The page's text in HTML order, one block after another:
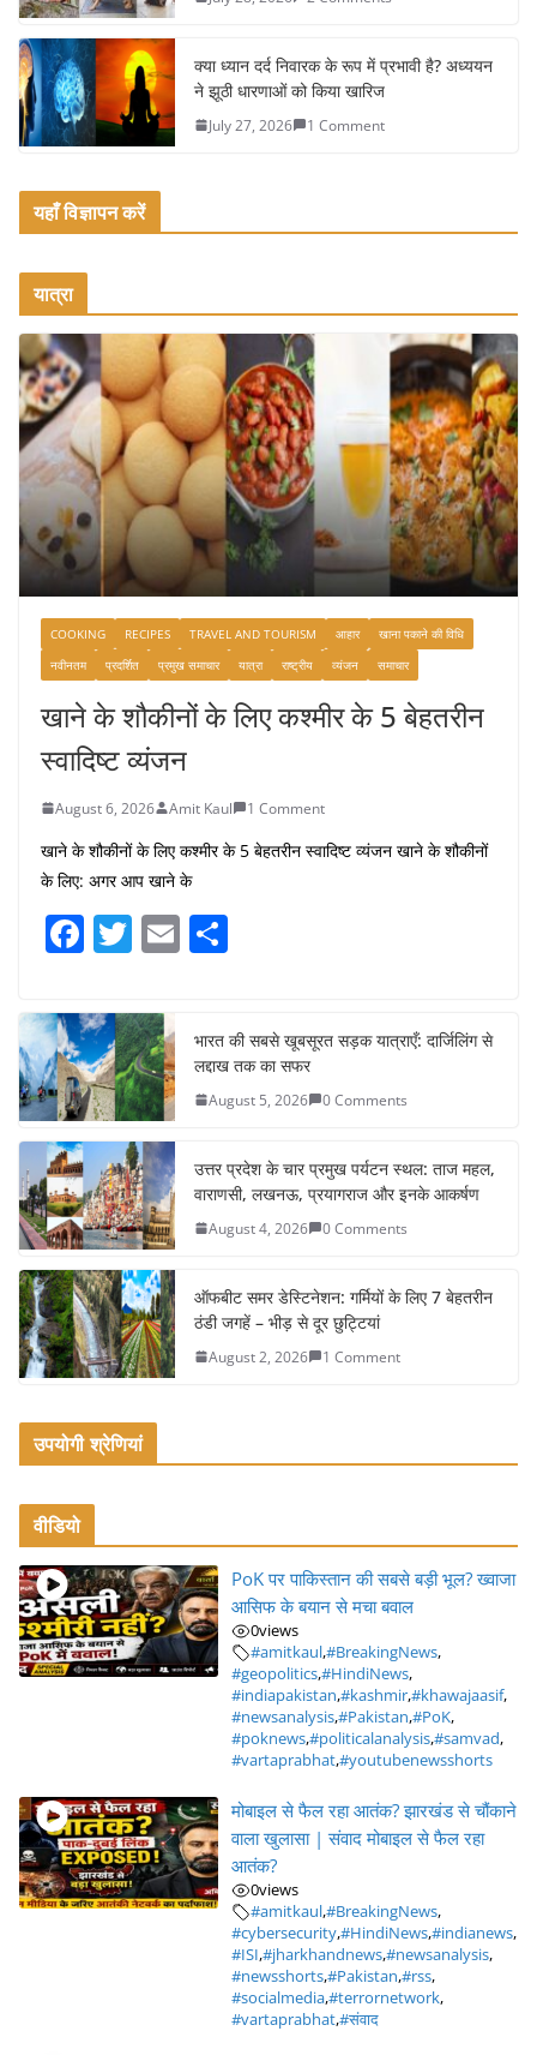
क्या ध्यान दर्द निवारक के रूप में प्रभावी है? अध्ययन
ने झूठी धारणाओं को किया खारिज
July 27, 2026 1 Comment
यहाँ विज्ञापन करें
यात्रा
COOKING RECIPES TRAVEL AND TOURISM आहार
खाना पकाने की विधि
नवीनतम
प्रदर्शित प्रमुख समाचार यात्रा राष्ट्रीय व्यंजन समाचार
खाने के शौकीनों के लिए कश्मीर के 5 बेहतरीन
स्वादिष्ट व्यंजन
August 6, 2026 Amit Kaul 1 Comment
खाने के शौकीनों के लिए कश्मीर के 5 बेहतरीन स्वादिष्ट व्यंजन खाने के शौकीनों
के लिए: अगर आप खाने के
F
c
e
b
o
o
k
T
itt
er
E
e
भारत की सबसे खूबसूरत सड़क यात्राएँ: दार्जिलिंग से
लद्दाख तक का सफर
August 5, 2026 0 Comments
उत्तर प्रदेश के चार प्रमुख पर्यटन स्थल: ताज महल,
वाराणसी, लखनऊ, प्रयागराज और इनके आकर्षण
August 4, 2026 0 Comments
ऑफबीट समर डेस्टिनेशन: गर्मियों के लिए 7 बेहतरीन
ठंडी जगहें – भीड़ से दूर छुट्टियां
August 2, 2026 1 Comment
उपयोगी श्रेणियां
वीडियो
PoK पर पाकिस्तान की सबसे बड़ी भूल? ख्वाजा
आसिफ के बयान से मचा बवाल
0views
#amitkaul,#BreakingNews,
#geopolitics,#HindiNews,
#indiapakistan,#kashmir,#khawajaasif,
#newsanalysis,#Pakistan,#PoK,
#poknews,#politicalanalysis,#samvad,
#vartaprabhat,#youtubenewsshorts
मोबाइल से फैल रहा आतंक? झारखंड से चौंकाने
वाला खुलासा | संवाद मोबाइल से फैल रहा
आतंक?
0views
#amitkaul,#BreakingNews,
#cybersecurity,#HindiNews,#indianews,
#ISI,#jharkhandnews,#newsanalysis,
#newsshorts,#Pakistan,#rss,
#socialmedia,#terrornetwork,
#vartaprabhat,#संवाद